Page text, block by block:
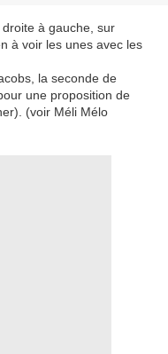
à gauche, sur
à voir les unes avec les
la seconde de
une proposition de
(voir Méli Mélo